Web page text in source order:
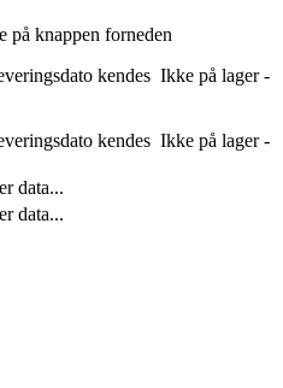
på knappen forneden
kendes Ikke på lager -
kendes Ikke på lager -
data...
data...